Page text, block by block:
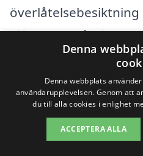
överlåtelsebesiktning
att vara medveten
en mer informerad
val när det kommer
investering i
Få 3 erbjudanden,
Denna
Denna webbplats
användarupplevelsen. Genom att
du till alla cookies i enlighet
ACCEPTERA ALLA